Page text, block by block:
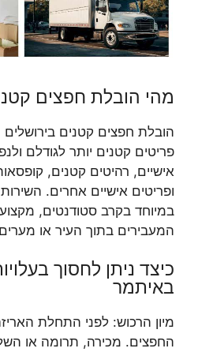
מהי הובלת חפצים
הובלת חפצים קטנים
פריטים קטנים יותר לגודלם
אישיים, רהיטים קטנים,
ופריטים אישיים אחרים.
במיוחד בקרב סטודנטים,
המעבירים בתוך העיר או
כיצד ניתן לחסוך
באיתמר
מיון הרכוש: לפני התחלת
החפצים. מכירה, תרומה או